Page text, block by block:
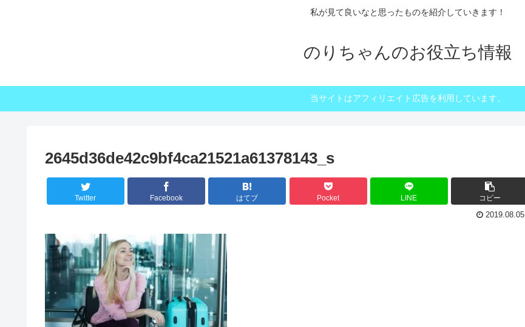
私が見て良いなと思ったものを紹介していきます！
のりちゃんのお役立ち情報
当サイトはアフィリエイト広告を利用しています。
2645d36de42c9bf4ca21521a61378143_s
Twitter Facebook はてブ Pocket LINE コピー
2019.08.05